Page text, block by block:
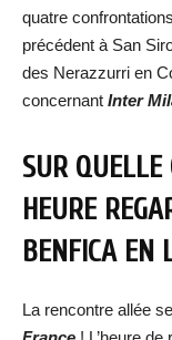
quatre
précédent à San
des Nerazzurri en
concernant Inter
SUR
HEURE
BENFICA EN
La rencontre allée